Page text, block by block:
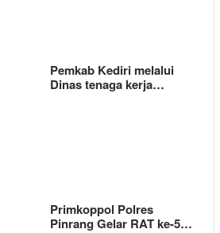
Pemkab Kediri melalui
Dinas tenaga kerja…
Primkoppol Polres
Pinrang Gelar RAT ke-5…